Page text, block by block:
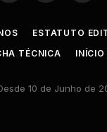
ESTATUTO
TÉCNICA
INÍCIO
10 de Junho de